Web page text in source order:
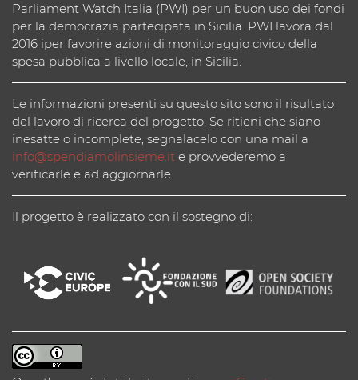
Parliament Watch Italia (PWI) per un buon uso dei fondi
per la democrazia partecipata in Sicilia. PWI lavora dal
2016 iper favorire azioni di monitoraggio civico della
spesa pubblica a livello locale, in Sicilia.
Le informazioni presenti su questo sito sono il risultato
del lavoro di ricerca del progetto. Se ritieni che siano
inesatte o incomplete, segnalacelo con una mail a
info@spendiamolinsieme.it e provvederemo a
verificarle e ad aggiornarle.
Il progetto è realizzato con il sostegno di: